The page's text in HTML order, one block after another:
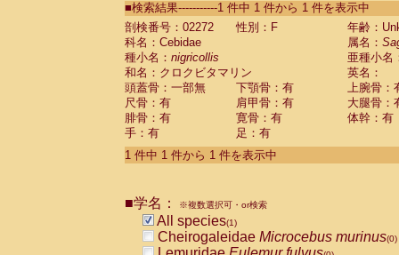
CebidaeSaguinus labiatus(0)
Cebidae Saguinus leucopus (0)
Cebidae
CebidaeSaguinus mystax
CebidaeSaguinus nigricollis (1)
Cebidae Saguinus oedipus
Cebidae Saguinus weddelli
Cebidae Saguinusspp.
Cebidae Aotus trivirgatus
Cebidae Cebus albifrons
CebidaeCebus nigrivittatus
CebidaeCebus
CebidaeSaimiri boliviensis(0)
CebidaeSaimiri sciureus(0)
■検索結果-----------1 件中 1 件から 1 件を表示中
剖検番号：02272
性別：F
年齢：
科名：Cebidae
属名：
種小名： nigricollis
亜種小名
和名：クロクビタマリン
英名：
頭蓋骨：一部無
下顎骨：有
上腕骨：
尺骨：有
肩甲骨：有
大腿骨：
腓骨：有
寛骨：有
体幹：有
手：有
足：有
1 件中 1 件から 1 件を表示中
■学名： ※複数選択可・or検索
All species(1)
Cheirogaleidae Microcebus murinus(0)